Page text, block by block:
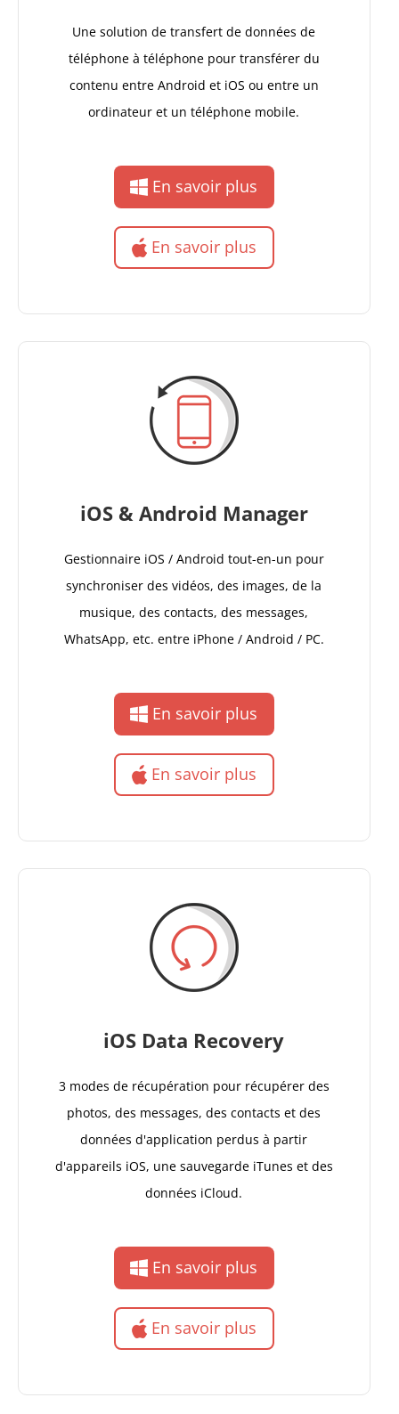
Une solution de transfert de données de
téléphone à téléphone pour transférer du
contenu entre Android et iOS ou entre un
ordinateur et un téléphone mobile.
En savoir plus
En savoir plus
iOS & Android Manager
Gestionnaire iOS / Android tout-en-un pour
synchroniser des vidéos, des images, de la
musique, des contacts, des messages,
WhatsApp, etc. entre iPhone / Android / PC.
En savoir plus
En savoir plus
iOS Data Recovery
3 modes de récupération pour récupérer des
photos, des messages, des contacts et des
données d'application perdus à partir
d'appareils iOS, une sauvegarde iTunes et des
données iCloud.
En savoir plus
En savoir plus